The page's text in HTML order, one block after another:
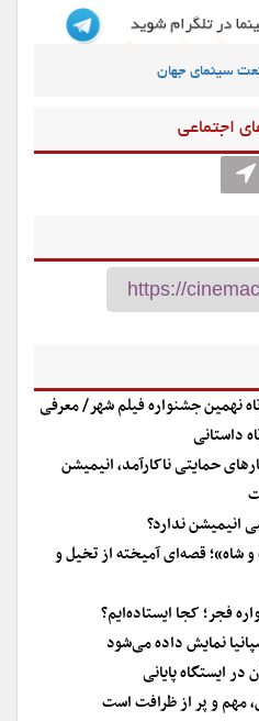
سینمای جهان
اجتماعی
نهمین جشنواره فیلم شهر/ معرفی
داستانی
حمایتی ناکارآمد، انیمیشن
انیمیشن ندارد؟
شاه»؛ قصه‌ای آمیخته از تخیل و
فجر؛ کجا ایستاده‌ایم؟
در ایستگاه پایانی
مهم و پر از ظرافت است